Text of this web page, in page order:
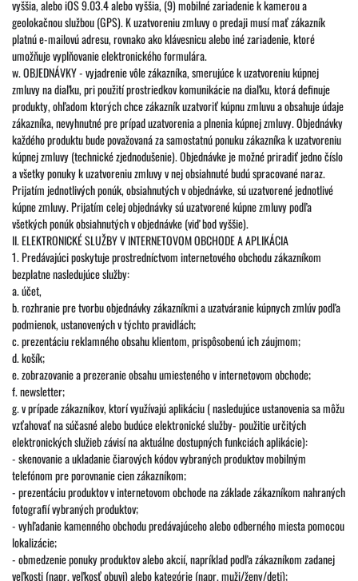
vyššia, alebo iOS 9.03.4 alebo vyššia, (9) mobilné zariadenie k kamerou a
geolokačnou službou (GPS). K uzatvoreniu zmluvy o predaji musí mať zákazník
platnú e-mailovú adresu, rovnako ako klávesnicu alebo iné zariadenie, ktoré
umožňuje vyplňovanie elektronického formulára.
w. OBJEDNÁVKY - vyjadrenie vôle zákazníka, smerujúce k uzatvoreniu kúpnej
zmluvy na diaľku, pri použití prostriedkov komunikácie na diaľku, ktorá definuje
produkty, ohľadom ktorých chce zákazník uzatvoriť kúpnu zmluvu a obsahuje údaje
zákazníka, nevyhnutné pre prípad uzatvorenia a plnenia kúpnej zmluvy. Objednávky
každého produktu bude považovaná za samostatnú ponuku zákazníka k uzatvoreniu
kúpnej zmluvy (technické zjednodušenie). Objednávke je možné priradiť jedno číslo
a všetky ponuky k uzatvoreniu zmluvy v nej obsiahnuté budú spracované naraz.
Prijatím jednotlivých ponúk, obsiahnutých v objednávke, sú uzatvorené jednotlivé
kúpne zmluvy. Prijatím celej objednávky sú uzatvorené kúpne zmluvy podľa
všetkých ponúk obsiahnutých v objednávke (viď bod vyššie).
II. ELEKTRONICKÉ SLUŽBY V INTERNETOVOM OBCHODE A APLIKÁCIA
1. Predávajúci poskytuje prostredníctvom internetového obchodu zákazníkom
bezplatne nasledujúce služby:
a. účet,
b. rozhranie pre tvorbu objednávky zákazníkmi a uzatváranie kúpnych zmlúv podľa
podmienok, ustanovených v týchto pravidlách;
c. prezentáciu reklamného obsahu klientom, prispôsobenú ich záujmom;
d. košík;
e. zobrazovanie a prezeranie obsahu umiesteného v internetovom obchode;
f. newsletter;
g. v prípade zákazníkov, ktorí využívajú aplikáciu ( nasledujúce ustanovenia sa môžu
vzťahovať na súčasné alebo budúce elektronické služby- použitie určitých
elektronických služieb závisí na aktuálne dostupných funkciách aplikácie):
- skenovanie a ukladanie čiarových kódov vybraných produktov mobilným
telefónom pre porovnanie cien zákazníkom;
- prezentáciu produktov v internetovom obchode na základe zákazníkom nahraných
fotografií vybraných produktov;
- vyhľadanie kamenného obchodu predávajúceho alebo odberného miesta pomocou
lokalizácie;
- obmedzenie ponuky produktov alebo akcií, napríklad podľa zákazníkom zadanej
veľkosti (napr. veľkosť obuvi) alebo kategórie (napr. muži/ženy/deti);